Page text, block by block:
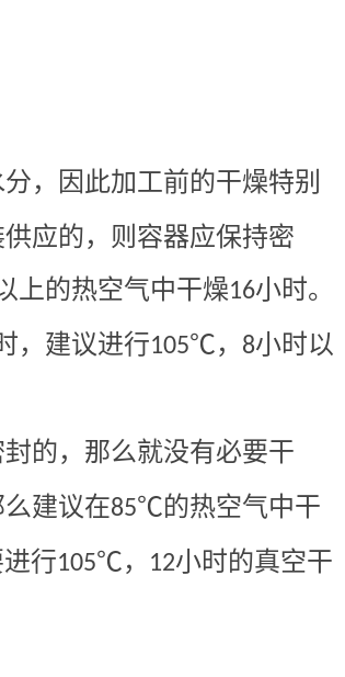
，因此加工前的干燥特别
应的，则容器应保持密
上的热空气中干燥16小时。
，建议进行105℃， 8小时以
的，那么就没有必要干
建议在85℃的热空气中干
行105℃， 12小时的真空干